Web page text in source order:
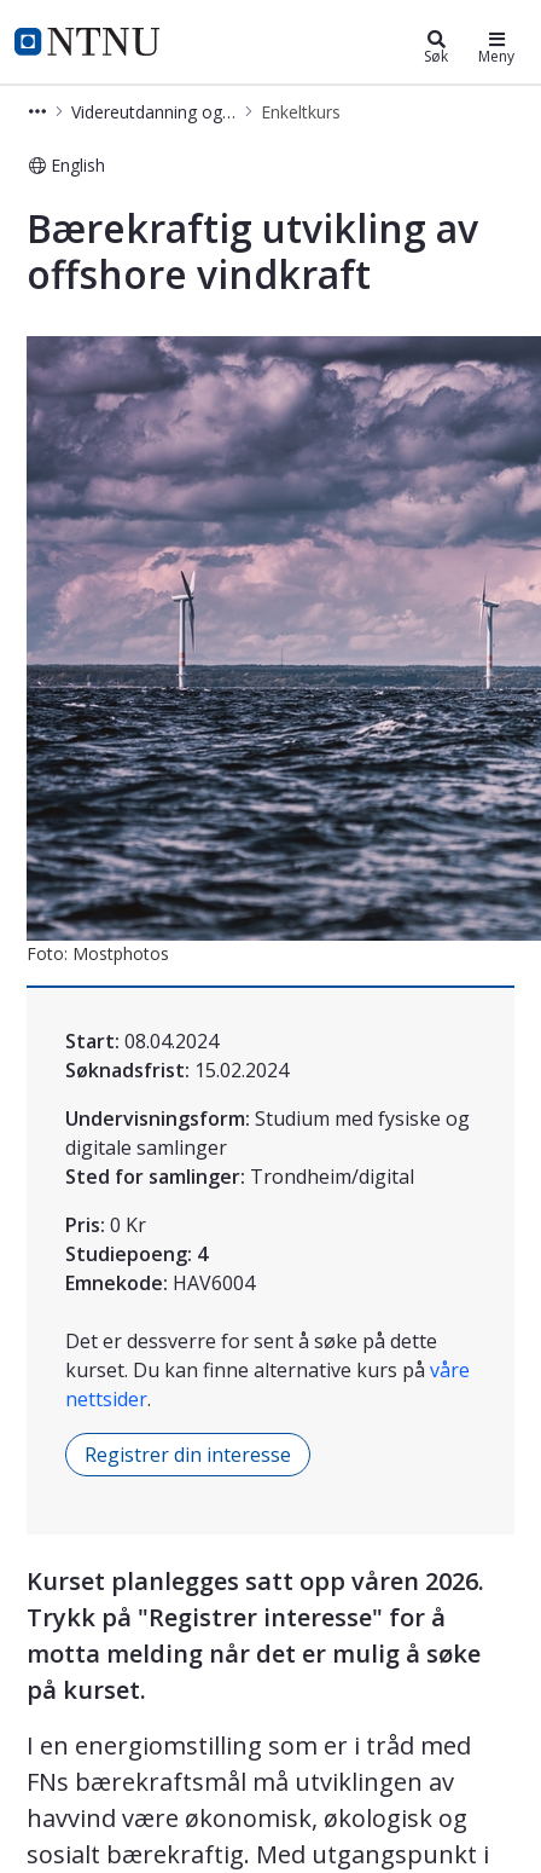
NTNU Hjemmeside
Videreutdanning og deltidsstudier
Søk Meny
Videreutdanning og deltidsstudier Enkeltkurs
English
Bærekraftig utvikling av offshore
Bærekraftig utvikling av
offshore vindkraft
Foto: Mostphotos
Start: 08.04.2024
Søknadsfrist: 15.02.2024
Undervisningsform: Studium med fysiske og
digitale samlinger
Sted for samlinger: Trondheim/digital
Pris: 0 Kr
Studiepoeng: 4
Emnekode: HAV6004
Det er dessverre for sent å søke på dette
kurset. Du kan finne alternative kurs på våre
nettsider.
Registrer din interesse
Kurset planlegges satt opp våren 2026.
Trykk på "Registrer interesse" for å
motta melding når det er mulig å søke
på kurset.
I en energiomstilling som er i tråd med
FNs bærekraftsmål må utviklingen av
havvind være økonomisk, økologisk og
sosialt bærekraftig. Med utgangspunkt i